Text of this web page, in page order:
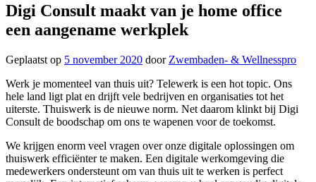
Digi Consult maakt van je home office
een aangename werkplek
Geplaatst op 5 november 2020 door Zwembaden- & Wellnesspro
Werk je momenteel van thuis uit? Telewerk is een hot topic. Ons
hele land ligt plat en drijft vele bedrijven en organisaties tot het
uiterste. Thuiswerk is de nieuwe norm. Net daarom klinkt bij Digi
Consult de boodschap om ons te wapenen voor de toekomst.
We krijgen enorm veel vragen over onze digitale oplossingen om
thuiswerk efficiënter te maken. Een digitale werkomgeving die
medewerkers ondersteunt om van thuis uit te werken is perfect